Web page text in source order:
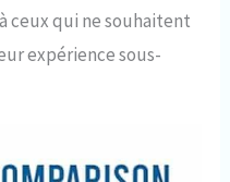
ceux qui ne souhaitent
expérience sous-